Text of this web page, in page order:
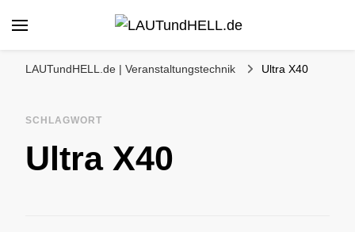
KOMMUNIKATION
LAUTundHELL.de | Veranstaltungstechnik Ultra X40
SCHLAGWORT
Ultra X40